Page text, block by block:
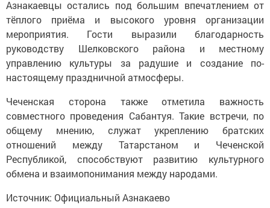
Азнакаевцы остались под большим впечатлением от
тёплого приёма и высокого уровня организации
мероприятия. Гости выразили благодарность
руководству Шелковского района и местному
управлению культуры за радушие и создание по-
настоящему праздничной атмосферы.
Чеченская сторона также отметила важность
совместного проведения Сабантуя. Такие встречи, по
общему мнению, служат укреплению братских
отношений между Татарстаном и Чеченской
Республикой, способствуют развитию культурного
обмена и взаимопонимания между народами.
Источник: Официальный Азнакаево